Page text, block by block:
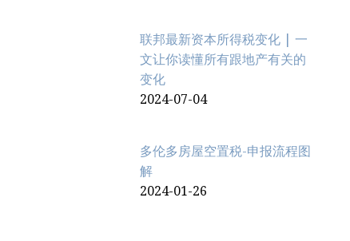
联邦最新资本所得税变化 | 一
文让你读懂所有跟地产有关的
变化
2024-07-04
多伦多房屋空置税-申报流程图
解
2024-01-26